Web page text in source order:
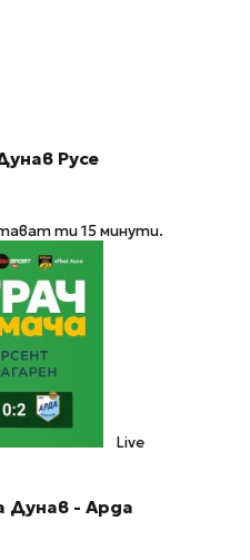
Русе
ти 15 минути.
Live
Дунав - Арда